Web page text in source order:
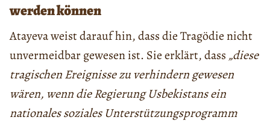
werden können
Atayeva weist darauf hin, dass die Tragödie nicht
unvermeidbar gewesen ist. Sie erklärt, dass „diese
tragischen Ereignisse zu verhindern gewesen
wären, wenn die Regierung Usbekistans ein
nationales soziales Unterstützungsprogramm